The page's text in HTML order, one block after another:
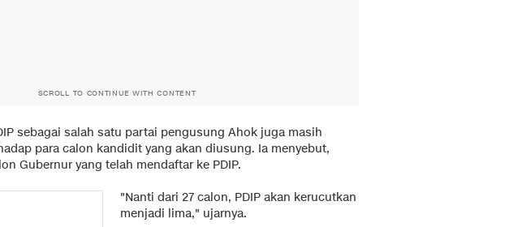
SCROLL TO CONTINUE WITH CONTENT
sebagai salah satu partai pengusung Ahok juga masih
para calon kandidit yang akan diusung. Ia menyebut,
Gubernur yang telah mendaftar ke PDIP.
"Nanti dari 27 calon, PDIP akan kerucutkan
menjadi lima," ujarnya.